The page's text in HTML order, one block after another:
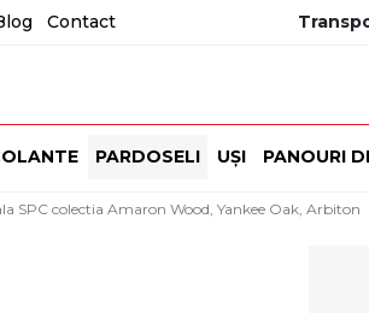
Contact
PARDOSELI UȘI PANOURI
SPC colectia Amaron Wood, Yankee Oak, Arbiton